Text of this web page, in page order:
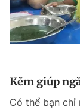
Kẽm giúp
Có thể bạn chỉ